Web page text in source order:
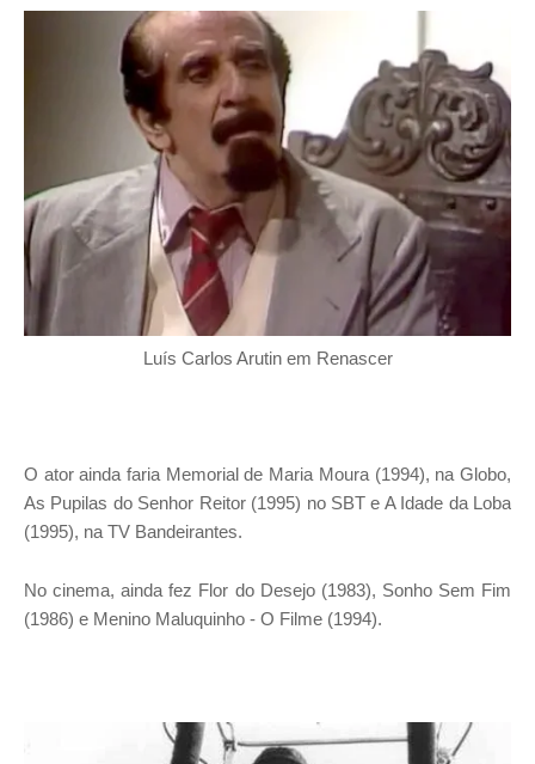
Luís Carlos Arutin em Renascer
O ator ainda faria Memorial de Maria Moura (1994), na Globo,
As Pupilas do Senhor Reitor (1995) no SBT e A Idade da Loba
(1995), na TV Bandeirantes.
No cinema, ainda fez Flor do Desejo (1983), Sonho Sem Fim
(1986) e Menino Maluquinho - O Filme (1994).